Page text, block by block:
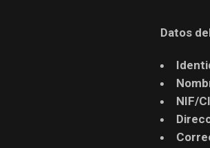
Datos
NIF/